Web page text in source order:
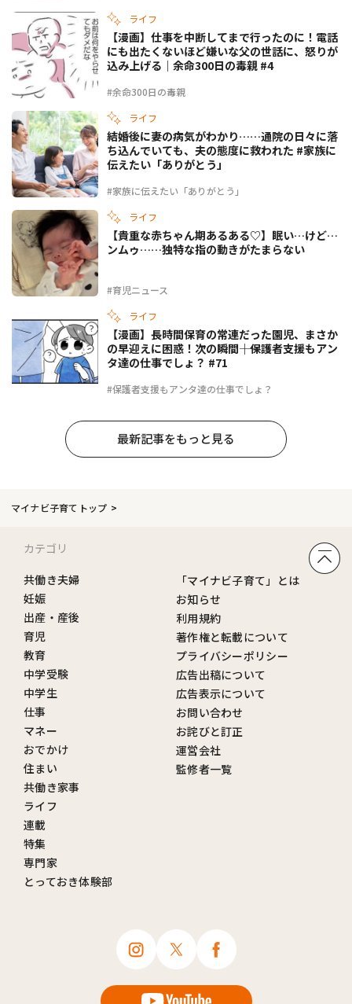
ライフ
#余命300日の毒親
【漫画】仕事を中断してまで行ったのに！電話
にも出たくないほど嫌いな父の世話に、怒りが
込み上げる｜余命300日の毒親 #4
ライフ
#家族に伝えたい「ありがとう」
結婚後に妻の病気がわかり……通院の日々に落
ち込んでいても、夫の態度に救われた #家族に
伝えたい「ありがとう」
ライフ
#育児ニュース
【貴重な赤ちゃん期あるある♡】眠い…けど…
ンムゥ……独特な指の動きがたまらない
ライフ
#保護者支援もアンタ達の仕事でしょ？
【漫画】長時間保育の常連だった園児、まさか
の早迎えに困惑！次の瞬間――｜保護者支援もアン
タ達の仕事でしょ？ #71
最新記事をもっと見る
マイナビ子育てトップ
カテゴリ
共働き夫婦
妊娠
出産・産後
育児
教育
中学受験
中学生
仕事
マネー
おでかけ
住まい
共働き家事
ライフ
連載
特集
専門家
とっておき体験部
「マイナビ子育て」とは
お知らせ
利用規約
著作権と転載について
プライバシーポリシー
広告出稿について
広告表示について
お問い合わせ
お詫びと訂正
運営会社
監修者一覧